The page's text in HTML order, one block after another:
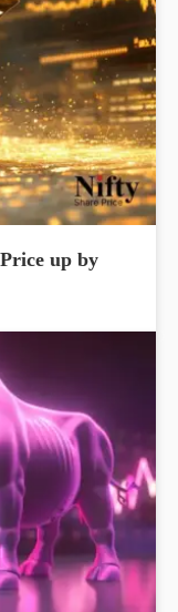
up by